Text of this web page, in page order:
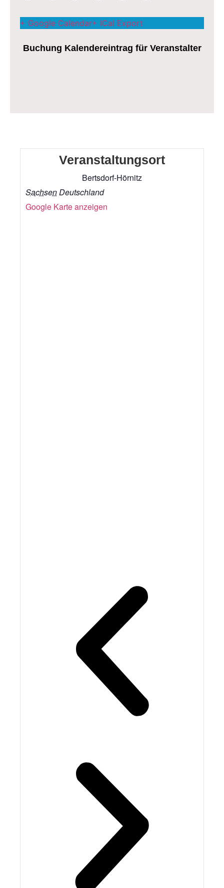
+ Google Calendar+ ICal Export
Buchung Kalendereintrag für Veranstalter
Veranstaltungsort
Bertsdorf-Hörnitz
SachsenDeutschland
Google Karte anzeigen